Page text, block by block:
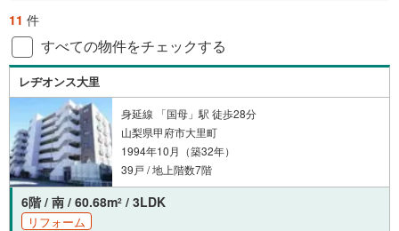
11 件
すべての物件をチェックする
レヂオンス大里
身延線 「国母」駅 徒歩28分
山梨県甲府市大里町
1994年10月（築32年）
39戸 / 地上階数7階
6階 / 南 / 60.68m2 / 3LDK
リフォーム